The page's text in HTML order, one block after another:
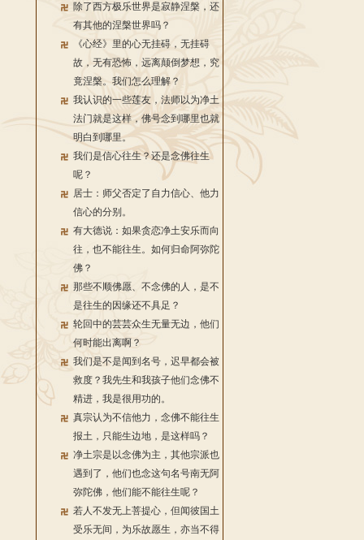
除了西方极乐世界是寂静涅槃，还
有其他的涅槃世界吗？
《心经》里的心无挂碍，无挂碍
故，无有恐怖，远离颠倒梦想，究
竟涅槃。我们怎么理解？
我认识的一些莲友，法师以为净土
法门就是这样，佛号念到哪里也就
明白到哪里。
我们是信心往生？还是念佛往生
呢？
居士：师父否定了自力信心、他力
信心的分别。
有大德说：如果贪恋净土安乐而向
往，也不能往生。如何归命阿弥陀
佛？
那些不顺佛愿、不念佛的人，是不
是往生的因缘还不具足？
轮回中的芸芸众生无量无边，他们
何时能出离啊？
我们是不是闻到名号，迟早都会被
救度？我先生和我孩子他们念佛不
精进，我是很用功的。
真宗认为不信他力，念佛不能往生
报土，只能生边地，是这样吗？
净土宗是以念佛为主，其他宗派也
遇到了，他们也念这句名号南无阿
弥陀佛，他们能不能往生呢？
若人不发无上菩提心，但闻彼国土
受乐无间，为乐故愿生，亦当不得